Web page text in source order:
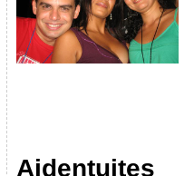
Aidentuites